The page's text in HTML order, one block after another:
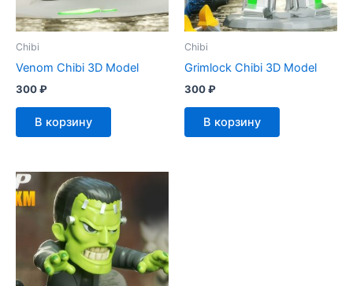
Chibi
Venom Chibi 3D Model
300₽
В корзину
Chibi
Grimlock Chibi 3D Model
300₽
В корзину